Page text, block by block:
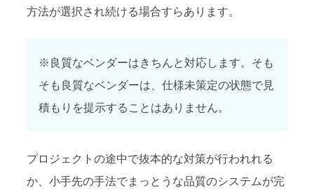
方法が選択され続ける場合すらあります。
※良質なベンダーはきちんと対応します。そも
そも良質なベンダーは、仕様未策定の状態で見
積もりを提示することはありません。
プロジェクトの途中で抜本的な対策が行われれる
か、小手先の手法でまっとうな品質のシステムが完